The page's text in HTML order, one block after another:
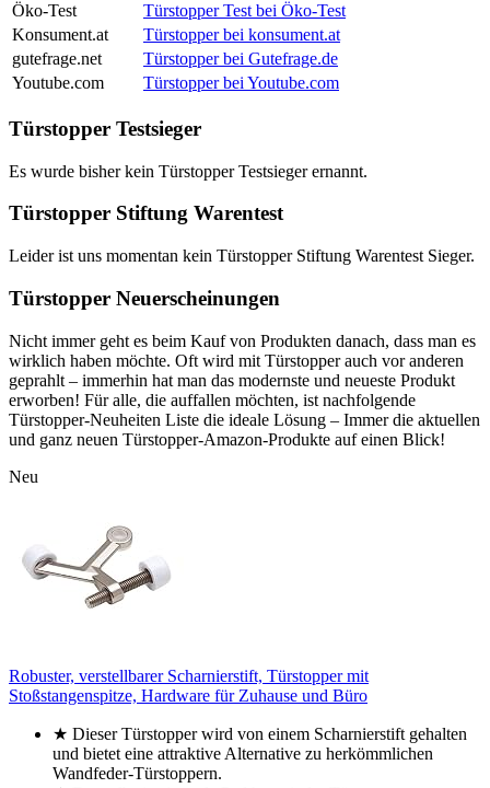
Öko-Test
Türstopper Test bei Öko-Test
Konsument.at
Türstopper bei konsument.at
gutefrage.net
Türstopper bei Gutefrage.de
Youtube.com
Türstopper bei Youtube.com
Türstopper Testsieger
Es wurde bisher kein Türstopper Testsieger ernannt.
Türstopper Stiftung Warentest
Leider ist uns momentan kein Türstopper Stiftung Warentest Sieger.
Türstopper Neuerscheinungen
Nicht immer geht es beim Kauf von Produkten danach, dass man es
wirklich haben möchte. Oft wird mit Türstopper auch vor anderen
geprahlt – immerhin hat man das modernste und neueste Produkt
erworben! Für alle, die auffallen möchten, ist nachfolgende
Türstopper-Neuheiten Liste die ideale Lösung – Immer die aktuellen
und ganz neuen Türstopper-Amazon-Produkte auf einen Blick!
Neu
Robuster, verstellbarer Scharnierstift, Türstopper mit
Stoßstangenspitze, Hardware für Zuhause und Büro
★ Dieser Türstopper wird von einem Scharnierstift gehalten
und bietet eine attraktive Alternative zu herkömmlichen
Wandfeder-Türstoppern.